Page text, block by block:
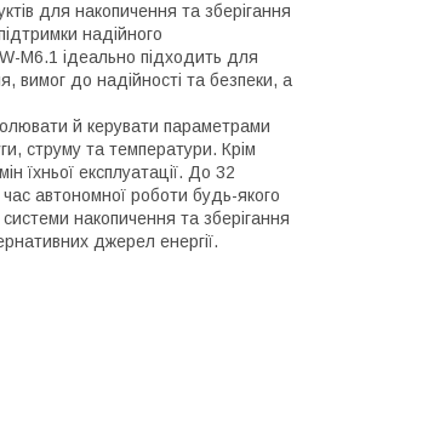
для накопичення та зберігання
надійного
M6.1 ідеально підходить для
вимог до надійності та безпеки, а
й керувати параметрами
струму та температури. Крім
їхньої експлуатації. До 32
автономної роботи будь-якого
накопичення та зберігання
джерел енергії.